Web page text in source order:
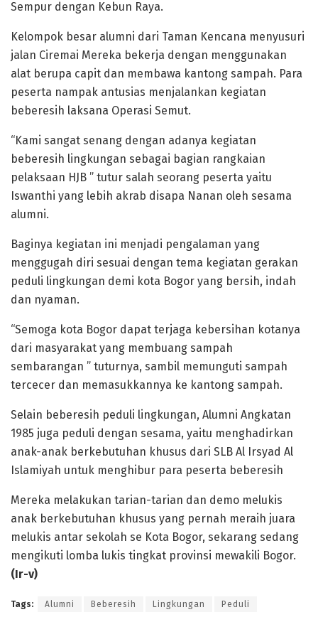
Sempur dengan Kebun Raya.
Kelompok besar alumni dari Taman Kencana menyusuri
jalan Ciremai Mereka bekerja dengan menggunakan
alat berupa capit dan membawa kantong sampah. Para
peserta nampak antusias menjalankan kegiatan
beberesih laksana Operasi Semut.
“Kami sangat senang dengan adanya kegiatan
beberesih lingkungan sebagai bagian rangkaian
pelaksaan HJB ” tutur salah seorang peserta yaitu
Iswanthi yang lebih akrab disapa Nanan oleh sesama
alumni.
Baginya kegiatan ini menjadi pengalaman yang
menggugah diri sesuai dengan tema kegiatan gerakan
peduli lingkungan demi kota Bogor yang bersih, indah
dan nyaman.
“Semoga kota Bogor dapat terjaga kebersihan kotanya
dari masyarakat yang membuang sampah
sembarangan ” tuturnya, sambil memunguti sampah
tercecer dan memasukkannya ke kantong sampah.
Selain beberesih peduli lingkungan, Alumni Angkatan
1985 juga peduli dengan sesama, yaitu menghadirkan
anak-anak berkebutuhan khusus dari SLB Al Irsyad Al
Islamiyah untuk menghibur para peserta beberesih
Mereka melakukan tarian-tarian dan demo melukis
anak berkebutuhan khusus yang pernah meraih juara
melukis antar sekolah se Kota Bogor, sekarang sedang
mengikuti lomba lukis tingkat provinsi mewakili Bogor.
(Ir-v)
Tags: Alumni Beberesih Lingkungan Peduli